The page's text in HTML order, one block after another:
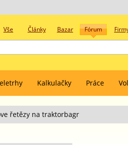
Vše Články Bazar Fórum
Kalkulačky Práce
řetězy na traktorbagr